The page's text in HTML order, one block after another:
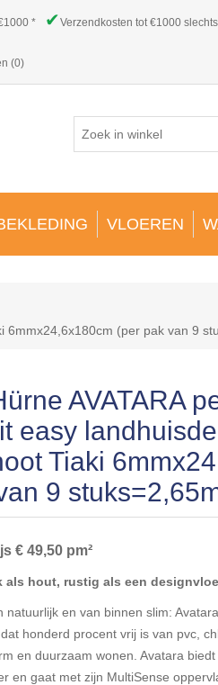
* ✔Verzendkosten tot €1000
(0)
VLOEREN
6mmx24,6x180cm (per pak van 9
AVATARA
easy
Tiaki
9
€ 49,50 pm²
als hout, rustig als een
natuurlijk en van binnen slim:
honderd procent vrij is van pvc,
en duurzaam wonen. Avatara
en gaat met zijn MultiSense